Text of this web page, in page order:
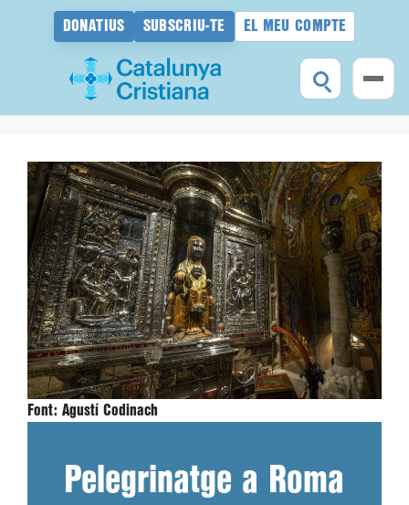
DONATIUS SUBSCRIU-TE EL MEU COMPTE
contingut
Font: Agustí Codinach
Pelegrinatge a Roma